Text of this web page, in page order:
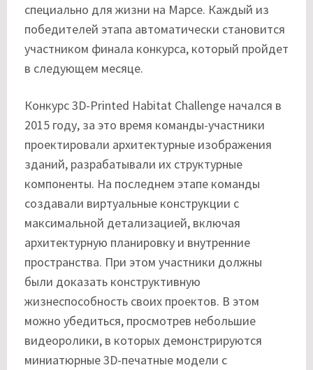
специально для жизни на Марсе. Каждый из
победителей этапа автоматически становится
участником финала конкурса, который пройдет
в следующем месяце.
Конкурс 3D-Printed Habitat Challenge начался в
2015 году, за это время команды-участники
проектировали архитектурные изображения
зданий, разрабатывали их структурные
компоненты. На последнем этапе команды
создавали виртуальные конструкции с
максимальной детализацией, включая
архитектурную планировку и внутренние
пространства. При этом участники должны
были доказать конструктивную
жизнеспособность своих проектов. В этом
можно убедиться, просмотрев небольшие
видеоролики, в которых демонстрируются
миниатюрные 3D-печатные модели с